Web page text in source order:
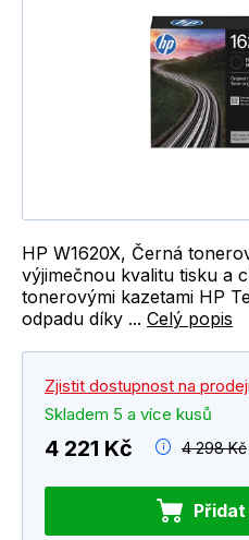
HP W1620X, Černá
výjimečnou kvalitu tisku a
tonerovými kazetami HP
odpadu díky ... Celý popis
Zjistit dostupnost na
Skladem 5 a více kusů
4 221 Kč 4 298 Kč